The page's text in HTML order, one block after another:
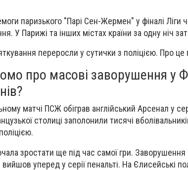
паризького "Парі Сен-Жермен" у фіналі Ліги
У Парижі та інших містах країни за одну ніч
переросли у сутички з поліцією. Про
про масові заворушення у
матчі ПСЖ обіграв англійський Арсенал у
столиці заполонили тисячі
зростати ще під час самої гри.
вийшов уперед у серії пенальті. На Єлисейські